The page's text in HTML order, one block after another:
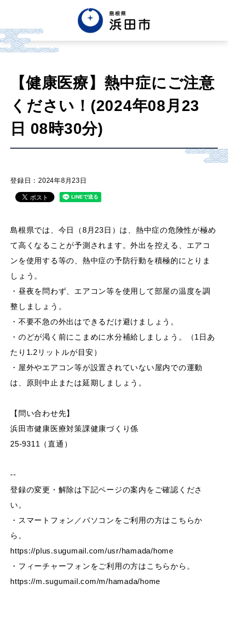
한글 Tiếng việt Tagalog
市政情報
健康・福祉・子育て
産業・ビジネス
移住・定住
観光・飲食
場面から探す
妊娠・出産
【健康医療】熱中症にご注意
ください！(2024年08月23
日 08時30分)
登録日：2024年8月23日
島根県では、今日（8月23日）は、熱中症の危険性が極め
て高くなることが予測されます。外出を控える、エアコ
ンを使用する等の、熱中症の予防行動を積極的にとりま
しょう。
・昼夜を問わず、エアコン等を使用して部屋の温度を調
整しましょう。
・不要不急の外出はできるだけ避けましょう。
・のどが渇く前にこまめに水分補給しましょう。（1日あ
たり1.2リットルが目安）
・屋外やエアコン等が設置されていない屋内での運動
は、原則中止または延期しましょう。
【問い合わせ先】
浜田市健康医療対策課健康づくり係
25-9311（直通）
--
登録の変更・解除は下記ページの案内をご確認くださ
い。
・スマートフォン／パソコンをご利用の方はこちらか
ら。
https://plus.sugumail.com/usr/hamada/home
・フィーチャーフォンをご利用の方はこちらから。
https://m.sugumail.com/m/hamada/home